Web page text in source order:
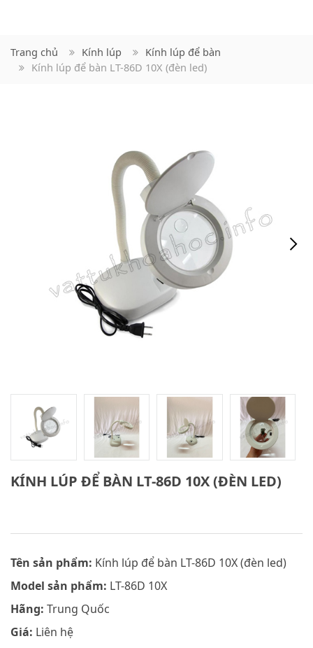
Trang chủ Kính lúp
Kính lúp để bàn
Kính lúp để bàn LT-86D 10X (đèn led)
KÍNH LÚP ĐỂ BÀN LT-86D 10X (ĐÈN LED)
Tên sản phẩm: Kính lúp để bàn LT-86D 10X (đèn led)
Model sản phẩm: LT-86D 10X
Hãng: Trung Quốc
Giá: Liên hệ